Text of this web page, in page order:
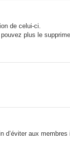
de celui-ci.
plus le
aux membres